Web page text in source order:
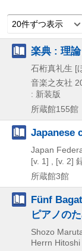
20件ずつ表示
楽典 : 理
石桁真礼生 [
音楽之友社
: 新装版
所蔵館155館
Japanese
Japan
[v. 1] , [v. 2]
所蔵館3館
Fünf
ピアノの
Shozo
Herrn